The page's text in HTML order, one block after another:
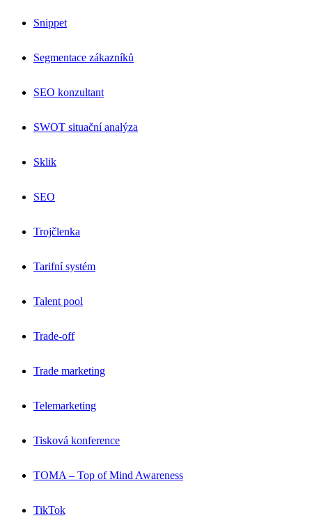
Snippet
Segmentace zákazníků
SEO konzultant
SWOT situační analýza
Sklik
SEO
Trojčlenka
Tarifní systém
Talent pool
Trade-off
Trade marketing
Telemarketing
Tisková konference
TOMA – Top of Mind Awareness
TikTok